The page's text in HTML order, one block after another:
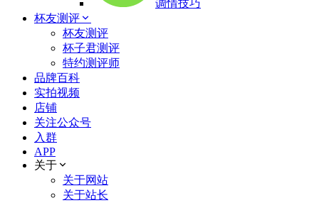
调情技巧
杯友测评
杯友测评
杯子君测评
特约测评师
品牌百科
实拍视频
店铺
关注公众号
入群
APP
关于
关于网站
关于站长